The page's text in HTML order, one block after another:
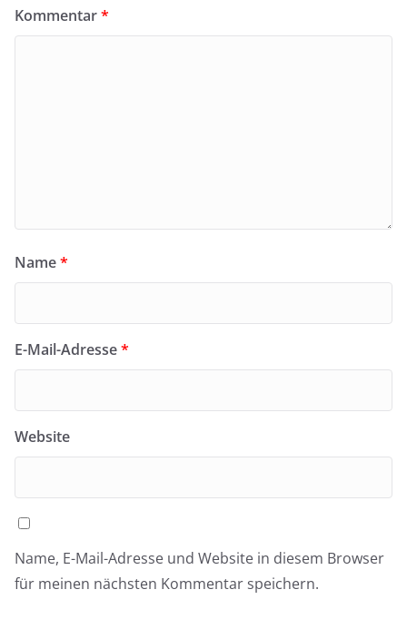
Kommentar*
Name*
E-Mail-Adresse*
Website
Name, E-Mail-Adresse und Website in diesem Browser
für meinen nächsten Kommentar speichern.